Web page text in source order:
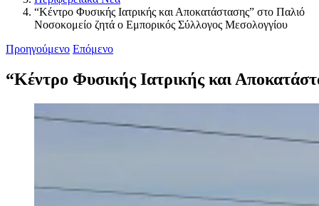
“Κέντρο Φυσικής Ιατρικής και Αποκατάστασης” στο Παλιό
Νοσοκομείο ζητά ο Εμπορικός Σύλλογος Μεσολογγίου
Προηγούμενο Επόμενο
“Κέντρο Φυσικής Ιατρικής και
μεγαλύτερης